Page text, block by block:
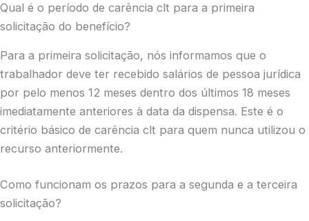
Qual é o período de carência clt para a primeira
solicitação do benefício?
Para a primeira solicitação, nós informamos que o
trabalhador deve ter recebido salários de pessoa jurídica
por pelo menos 12 meses dentro dos últimos 18 meses
imediatamente anteriores à data da dispensa. Este é o
critério básico de carência clt para quem nunca utilizou o
recurso anteriormente.
Como funcionam os prazos para a segunda e a terceira
solicitação?